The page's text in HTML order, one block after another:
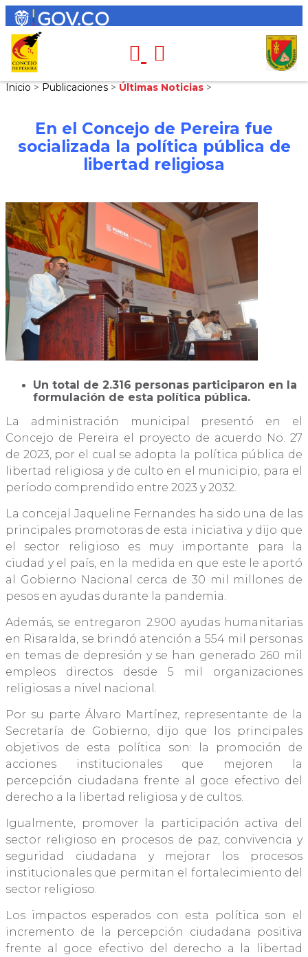
Inicio > Publicaciones > Últimas Noticias >
En el Concejo de Pereira fue
socializada la política pública de
libertad religiosa
Un total de 2.316 personas participaron en la
formulación de esta política pública.
La administración municipal presentó en el
Concejo de Pereira el proyecto de acuerdo No. 27
de 2023, por el cual se adopta la política pública de
libertad religiosa y de culto en el municipio, para el
período comprendido entre 2023 y 2032.
La concejal Jaqueline Fernandes ha sido una de las
principales promotoras de esta iniciativa y dijo que
el sector religioso es muy importante para la
ciudad y el país, en la medida en que este le aportó
al Gobierno Nacional cerca de 30 mil millones de
pesos en ayudas durante la pandemia.
Además, se entregaron 2.900 ayudas humanitarias
en Risaralda, se brindó atención a 554 mil personas
en temas de depresión y se han generado 260 mil
empleos directos desde 5 mil organizaciones
religiosas a nivel nacional.
Por su parte Álvaro Martínez, representante de la
Secretaría de Gobierno, dijo que los principales
objetivos de esta política son: la promoción de
acciones institucionales que mejoren la
percepción ciudadana frente al goce efectivo del
derecho a la libertad religiosa y de cultos.
Igualmente, promover la participación activa del
sector religioso en procesos de paz, convivencia y
seguridad ciudadana y mejorar los procesos
institucionales que permitan el fortalecimiento del
sector religioso.
Los impactos esperados con esta política son el
incremento de la percepción ciudadana positiva
frente al goce efectivo del derecho a la libertad